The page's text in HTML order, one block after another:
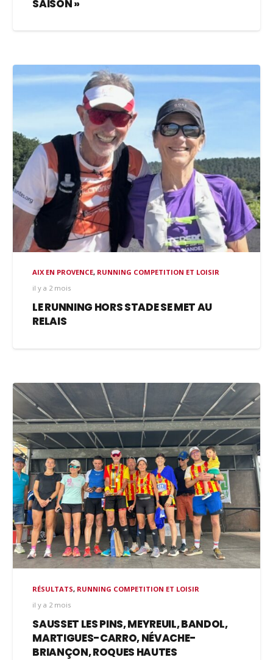
SAISON »
AIX EN PROVENCE, RUNNING COMPETITION ET LOISIR
il y a 2 mois
LE RUNNING HORS STADE SE MET AU
RELAIS
RÉSULTATS, RUNNING COMPETITION ET LOISIR
il y a 2 mois
SAUSSET LES PINS, MEYREUIL, BANDOL,
MARTIGUES-CARRO, NÉVACHE-
BRIANÇON, ROQUES HAUTES